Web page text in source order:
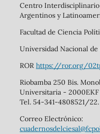
Centro Interdisciplinario
Argentinos y
Facultad de Ciencia
Universidad Nacional de
ROR https://ror.org/
Riobamba 250 Bis.
Universitaria - 2000EKF
Tel. 54-341-4808521/22.
Correo Electrónico: